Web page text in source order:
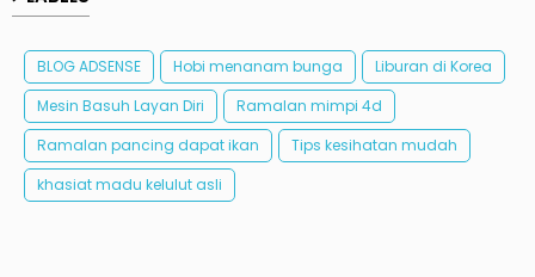
BLOG ADSENSE Hobi menanam bunga
Liburan di Korea
Mesin Basuh Layan Diri
Ramalan mimpi 4d
Ramalan pancing dapat ikan
Tips kesihatan mudah
khasiat madu kelulut asli